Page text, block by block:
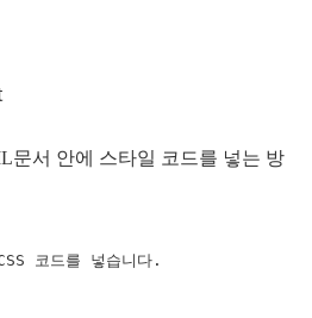
문서 안에 스타일 코드를 넣는 방
코드를 넣습니다.